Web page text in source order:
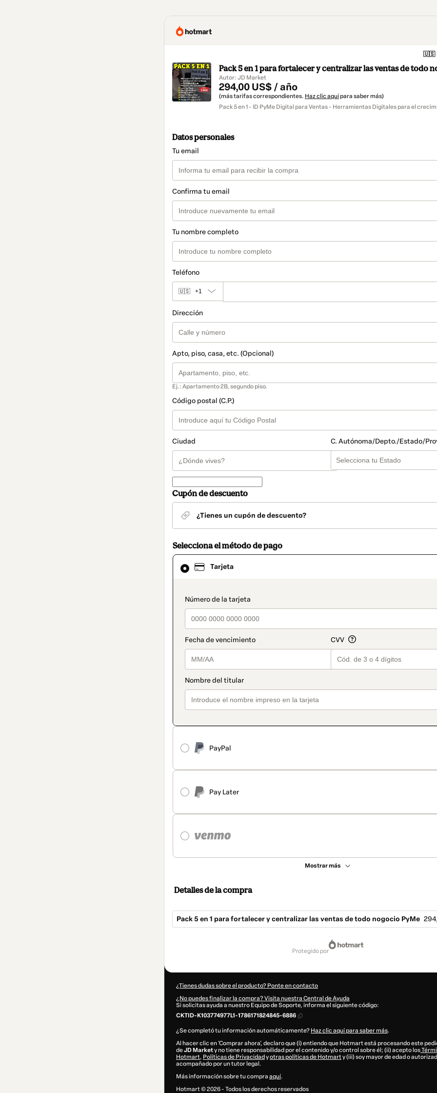
🇺🇸
Pack 5 en 1 para fortalecer y centralizar las ventas de todo
Autor: JD Market
294,00 US$ / año
(más tarifas correspondientes. Haz clic aquí para saber más)
Pack 5 en 1 - ID PyMe Digital para Ventas - Herramientas Digitales para el
Datos personales
Tu email
Confirma tu email
Tu nombre completo
Teléfono
🇺🇸 +1
Dirección
Apto, piso, casa, etc. (Opcional)
Ej.: Apartamento 2B, segundo piso.
Código postal (C.P.)
Ciudad C. Autónoma/Depto./Estado/
Cupón de descuento
¿Tienes un cupón de descuento?
Selecciona el método de pago
Tarjeta
payment_data.section_title_v2
PayPal
Pay Later
Mostrar más
El
método
seleccionado
Tarjeta
Detalles de la compra
Pack 5 en 1 para fortalecer y centralizar las ventas de todo nogocio PyMe
protegido por
¿Tienes dudas sobre el producto? Ponte en contacto
¿No puedes finalizar la compra? Visita nuestra Central de Ayuda
Si solicitas ayuda a nuestro Equipo de Soporte, informa el siguiente código:
CKTID-K103774977L1-1786171824845-6886
¿Se completó tu información automáticamente? Haz clic aquí para saber más.
Al hacer clic en 'Comprar ahora', declaro que (i) entiendo que Hotmart está procesando este
deJD Markety no tiene responsabilidad por el contenido y/o control sobre él; (ii) acepto los
Hotmart, Políticas de Privacidad yotras políticas de Hotmarty (iii) soy mayor de edad o
acompañado por un tutor legal.
Más información sobre tu compra aquí.
Hotmart ©2026- Todos los derechos reservados